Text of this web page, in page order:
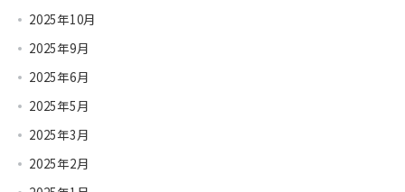
2025年10月
2025年9月
2025年6月
2025年5月
2025年3月
2025年2月